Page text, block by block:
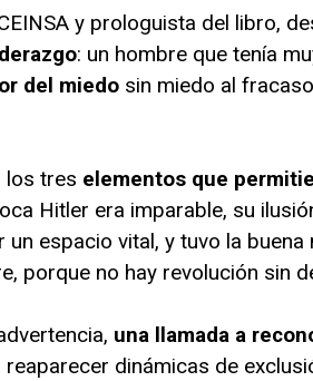
y prologuista del libro,
: un hombre que tenía
del miedo sin miedo al
los tres elementos que
Hitler era imparable, su
espacio vital, y tuvo la
porque no hay revolución sin
una llamada a
dinámicas de